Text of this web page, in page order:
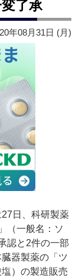
了承
年08月31日 (月)
日、科研製薬
（一般名：ソ
認と2件の一部
器製薬の「ツ
）の製造販売